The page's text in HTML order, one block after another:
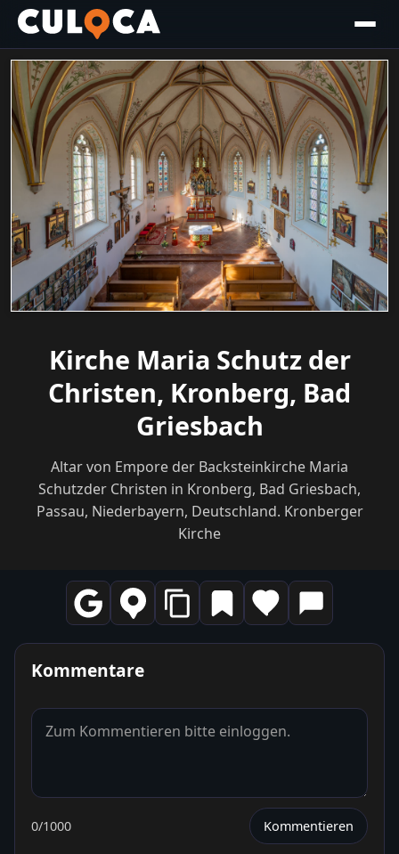
Kirche Maria Schutz der
Christen, Kronberg, Bad
Griesbach
Altar von Empore der Backsteinkirche Maria
Schutzder Christen in Kronberg, Bad Griesbach,
Passau, Niederbayern, Deutschland. Kronberger
Kirche
Kommentare
0/1000 Kommentieren